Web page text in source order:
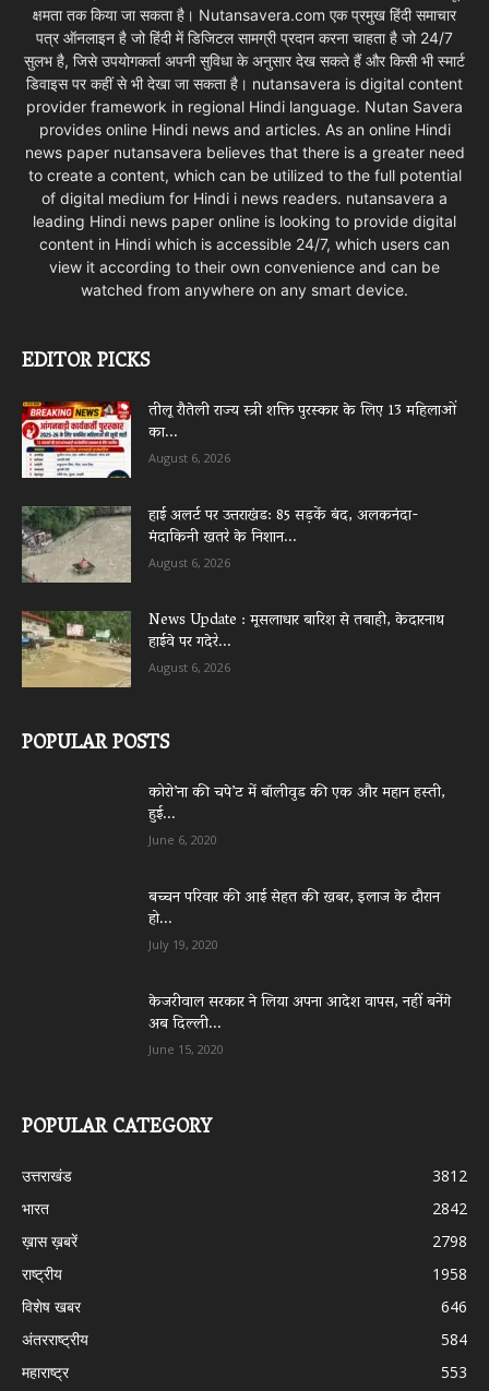
क्षमता तक किया जा सकता है। Nutansavera.com एक प्रमुख हिंदी समाचार
पत्र ऑनलाइन है जो हिंदी में डिजिटल सामग्री प्रदान करना चाहता है जो 24/7
सुलभ है, जिसे उपयोगकर्ता अपनी सुविधा के अनुसार देख सकते हैं और किसी भी स्मार्ट
डिवाइस पर कहीं से भी देखा जा सकता है। nutansavera is digital content
provider framework in regional Hindi language. Nutan Savera
provides online Hindi news and articles. As an online Hindi
news paper nutansavera believes that there is a greater need
to create a content, which can be utilized to the full potential
of digital medium for Hindi i news readers. nutansavera a
leading Hindi news paper online is looking to provide digital
content in Hindi which is accessible 24/7, which users can
view it according to their own convenience and can be
watched from anywhere on any smart device.
EDITOR PICKS
तीलू रौतेली राज्य स्त्री शक्ति पुरस्कार के लिए 13 महिलाओं
का...
August 6, 2026
हाई अलर्ट पर उत्तराखंड: 85 सड़कें बंद, अलकनंदा-
मंदाकिनी खतरे के निशान...
August 6, 2026
News Update : मूसलाधार बारिश से तबाही, केदारनाथ
हाईवे पर गदेरे...
August 6, 2026
POPULAR POSTS
कोरो’ना की चपे’ट में बॉलीवुड की एक और महान हस्ती,
हुई...
June 6, 2020
बच्चन परिवार की आई सेहत की खबर, इलाज के दौरान
हो...
July 19, 2020
केजरीवाल सरकार ने लिया अपना आदेश वापस, नहीं बनेंगे
अब दिल्ली...
June 15, 2020
POPULAR CATEGORY
उत्तराखंड
3812
भारत
2842
ख़ास ख़बरें
2798
राष्ट्रीय
1958
विशेष खबर
646
अंतरराष्ट्रीय
584
महाराष्ट्र
553